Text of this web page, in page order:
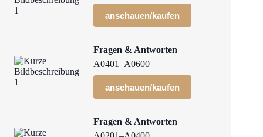
anschauen/kaufen
Fragen & Antworten
A0401–A0600
anschauen/kaufen
Fragen & Antworten